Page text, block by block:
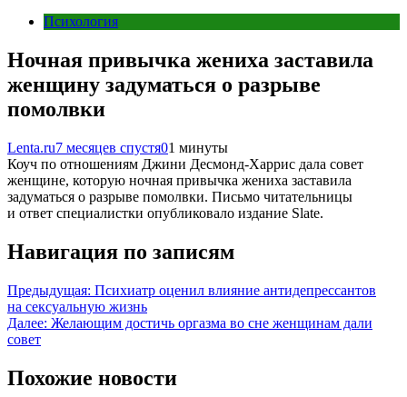
Психология
Ночная привычка жениха заставила
женщину задуматься о разрыве
помолвки
Lenta.ru7 месяцев спустя01 минуты
Коуч по отношениям Джини Десмонд-Харрис дала совет
женщине, которую ночная привычка жениха заставила
задуматься о разрыве помолвки. Письмо читательницы
и ответ специалистки опубликовало издание Slate.
Навигация по записям
Предыдущая: Психиатр оценил влияние антидепрессантов
на сексуальную жизнь
Далее: Желающим достичь оргазма во сне женщинам дали
совет
Похожие новости